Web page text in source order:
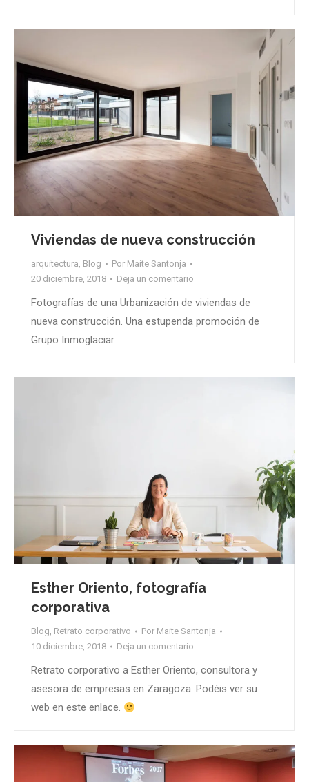
Viviendas de nueva construcción
arquitectura, Blog Por Maite Santonja
20 diciembre, 2018
Deja un comentario
Fotografías de una Urbanización de viviendas de
nueva construcción. Una estupenda promoción de
Grupo Inmoglaciar
Esther Oriento, fotografía
corporativa
Blog, Retrato corporativo Por Maite Santonja
10 diciembre, 2018
Deja un comentario
Retrato corporativo a Esther Oriento, consultora y
asesora de empresas en Zaragoza. Podéis ver su
web en este enlace.